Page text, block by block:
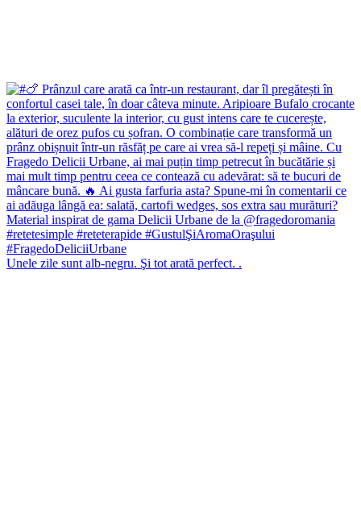
Unele zile sunt alb-negru. Şi tot arată perfect. .